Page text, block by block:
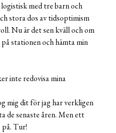
med tre barn och
stora dos av tidsoptimism
Nu är det sen kväll och om
stationen och hämta min
inte redovisa mina
mig dit för jag har verkligen
de senaste åren. Men ett
på. Tur!